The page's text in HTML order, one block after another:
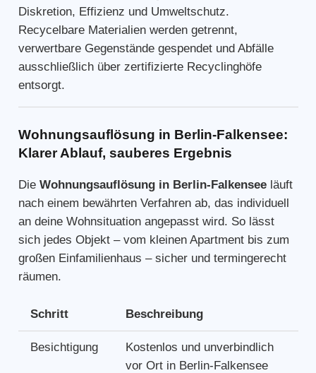
Diskretion, Effizienz und Umweltschutz.
Recycelbare Materialien werden getrennt,
verwertbare Gegenstände gespendet und Abfälle
ausschließlich über zertifizierte Recyclinghöfe
entsorgt.
Wohnungsauflösung in Berlin-Falkensee:
Klarer Ablauf, sauberes Ergebnis
Die Wohnungsauflösung in Berlin-Falkenseeläuft
nach einem bewährten Verfahren ab, das individuell
an deine Wohnsituation angepasst wird. So lässt
sich jedes Objekt – vom kleinen Apartment bis zum
großen Einfamilienhaus – sicher und termingerecht
räumen.
Schritt Beschreibung
Besichtigung
Kostenlos und unverbindlich
vor Ort in Berlin-Falkensee